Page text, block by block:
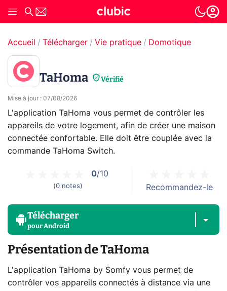
Accueil Télécharger Vie pratique Domotique
TaHoma Vérifié
Mise à jour : 07/08/2026
L'application TaHoma vous permet de contrôler les
appareils de votre logement, afin de créer une maison
connectée confortable. Elle doit être couplée avec la
commande TaHoma Switch.
0/10
(0 notes) Recommandez-le
Télécharger
pourAndroid
Présentation de TaHoma
L'application TaHoma by Somfy vous permet de
contrôler vos appareils connectés à distance via une